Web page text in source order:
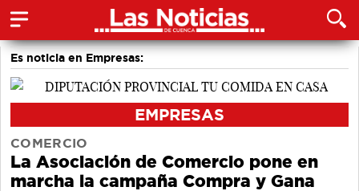
Es noticia en Empresas:
EMPRESAS
COMERCIO
La Asociación de Comercio pone en
marcha la campaña Compra y Gana